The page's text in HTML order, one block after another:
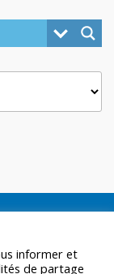
informer et
de partage